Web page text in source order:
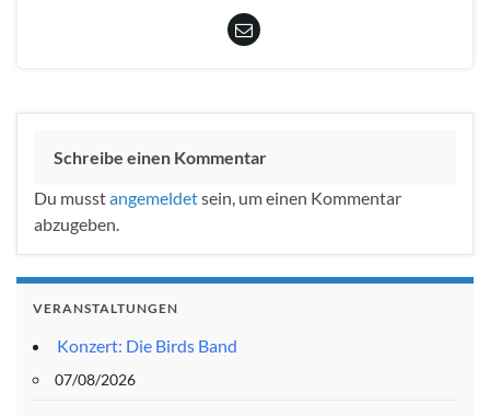
Schreibe einen Kommentar
Du musstangemeldetsein, um einen Kommentar
abzugeben.
VERANSTALTUNGEN
Konzert: Die Birds Band
07/08/2026